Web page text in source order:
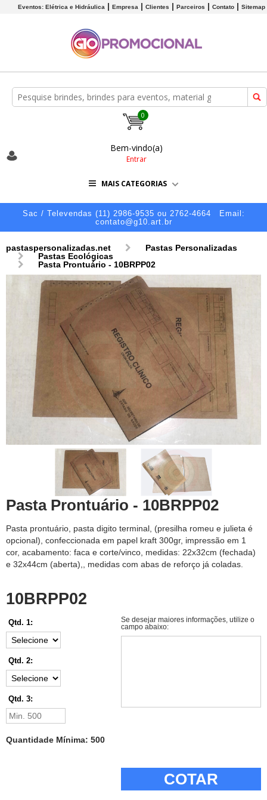
Eventos: Elétrica e Hidráulica Empresa Clientes Parceiros Contato Sitemap
0
Bem-vindo(a)
Entrar
MAIS CATEGORIAS
Sac / Televendas (11) 2986-9535 ou 2762-4664
Email:
contato@g10.art.br
pastaspersonalizadas.net
Pastas Personalizadas
Pastas Ecológicas
Pasta Prontuário - 10BRPP02
Pasta Prontuário - 10BRPP02
Pasta prontuário, pasta digito terminal, (presilha romeu e julieta é
opcional), confeccionada em papel kraft 300gr, impressão em 1
cor, acabamento: faca e corte/vinco, medidas: 22x32cm (fechada)
e 32x44cm (aberta),, medidas com abas de reforço já coladas.
10BRPP02
Qtd. 1:
Qtd. 2:
Qtd. 3:
Quantidade Mínima: 500
Se desejar maiores informações, utilize o
campo abaixo:
COTAR